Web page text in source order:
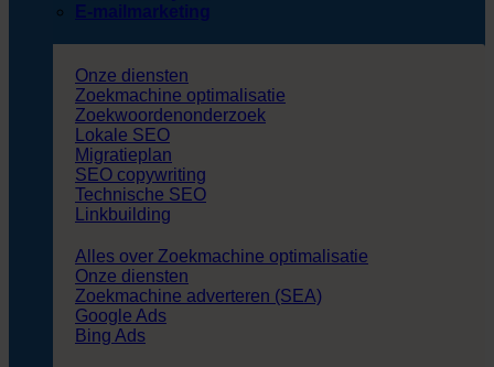
E-mailmarketing
Onze diensten
Zoekmachine optimalisatie
Zoekwoordenonderzoek
Lokale SEO
Migratieplan
SEO copywriting
Technische SEO
Linkbuilding
Alles over Zoekmachine optimalisatie
Onze diensten
Zoekmachine adverteren (SEA)
Google Ads
Bing Ads